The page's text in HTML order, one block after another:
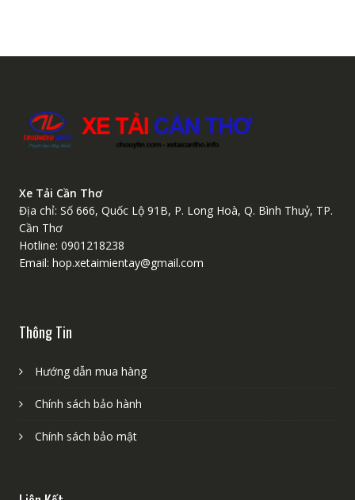
Xe Tải Cần Thơ
Địa chỉ: Số 666, Quốc Lộ 91B, P. Long Hoà, Q. Bình Thuỷ, TP.
Cần Thơ
Hotline: 0901218238
Email: hop.xetaimientay@gmail.com
Thông Tin
Hướng dẫn mua hàng
Chính sách bảo hành
Chính sách bảo mật